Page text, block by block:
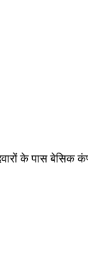
के पास बेसिक